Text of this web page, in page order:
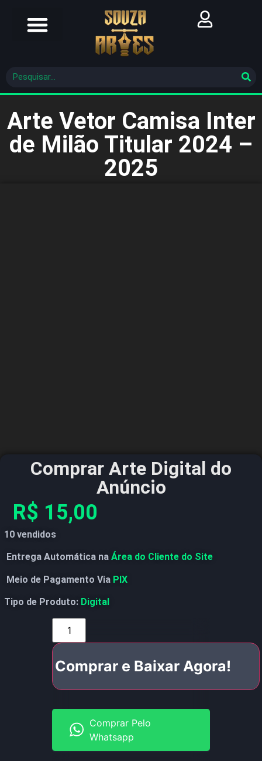
Arte Vetor Camisa Inter
de Milão Titular 2024 –
2025
Comprar Arte Digital do
Anúncio
R$ 15,00
10 vendidos
Entrega Automática na Área do Cliente do Site
Meio de Pagamento Via PIX
Tipo de Produto: Digital
Comprar e Baixar Agora!
Comprar Pelo
Whatsapp